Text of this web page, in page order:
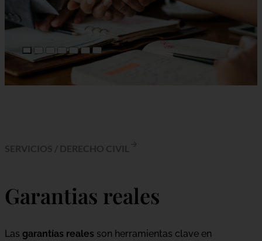
Garantias reales
Las garantías reales son herramientas clave en